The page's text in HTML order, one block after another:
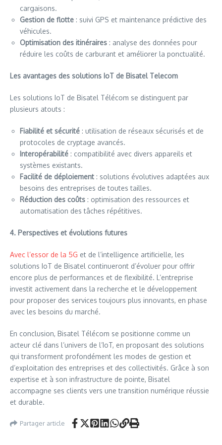
cargaisons.
Gestion de flotte : suivi GPS et maintenance prédictive des
véhicules.
Optimisation des itinéraires : analyse des données pour
réduire les coûts de carburant et améliorer la ponctualité.
Les avantages des solutions IoT de Bisatel Telecom
Les solutions IoT de Bisatel Télécom se distinguent par
plusieurs atouts :
Fiabilité et sécurité : utilisation de réseaux sécurisés et de
protocoles de cryptage avancés.
Interopérabilité : compatibilité avec divers appareils et
systèmes existants.
Facilité de déploiement : solutions évolutives adaptées aux
besoins des entreprises de toutes tailles.
Réduction des coûts : optimisation des ressources et
automatisation des tâches répétitives.
4. Perspectives et évolutions futures
Avec l’essor de la 5G et de l’intelligence artificielle, les
solutions IoT de Bisatel continueront d’évoluer pour offrir
encore plus de performances et de flexibilité. L’entreprise
investit activement dans la recherche et le développement
pour proposer des services toujours plus innovants, en phase
avec les besoins du marché.
En conclusion, Bisatel Télécom se positionne comme un
acteur clé dans l’univers de l’IoT, en proposant des solutions
qui transforment profondément les modes de gestion et
d’exploitation des entreprises et des collectivités. Grâce à son
expertise et à son infrastructure de pointe, Bisatel
accompagne ses clients vers une transition numérique réussie
et durable.
Partager article